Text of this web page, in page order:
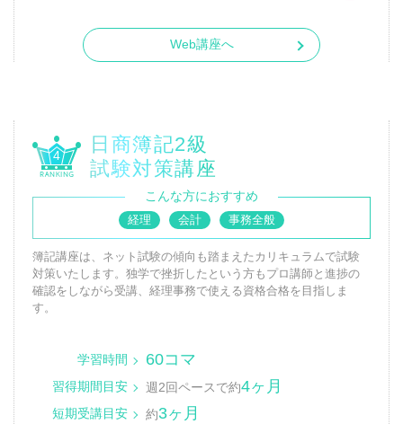
Web講座へ
4
日商簿記2級
試験対策講座
こんな方におすすめ
経理 会計 事務全般
簿記講座は、ネット試験の傾向も踏まえたカリキュラムで試験
対策いたします。独学で挫折したという方もプロ講師と進捗の
確認をしながら受講、経理事務で使える資格合格を目指しま
す。
学習時間 60コマ
習得期間目安 週2回ペースで約4ヶ月
短期受講目安 約3ヶ月